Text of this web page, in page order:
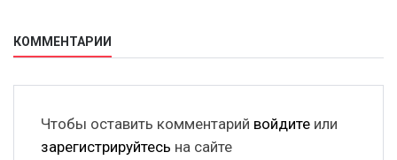
КОММЕНТАРИИ
Чтобы оставить комментарий войдите или
зарегистрируйтесь на сайте